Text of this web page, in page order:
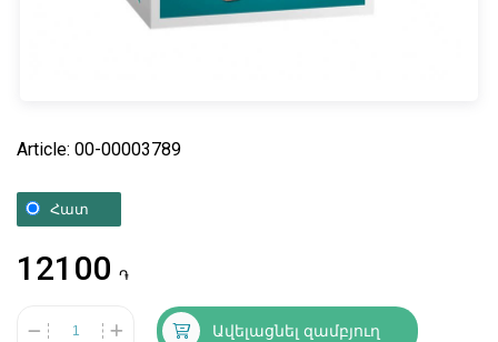
Article: 00-00003789
Հատ
12100 ֏
Ավելացնել զամբյուղ